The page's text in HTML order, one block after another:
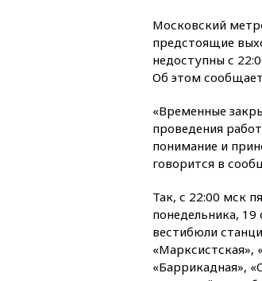
Московский
предстоящие
недоступны с
Об этом
«Временные
проведения
понимание и
говорится в
Так, с 22:00 мск
понедельника,
вестибюли
«Марксистская»,
«Баррикадная»,